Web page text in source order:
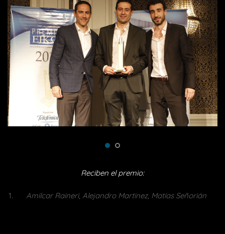
Reciben el premio:
Amilcar Raineri, Alejandro Martinez, Matías Señorián